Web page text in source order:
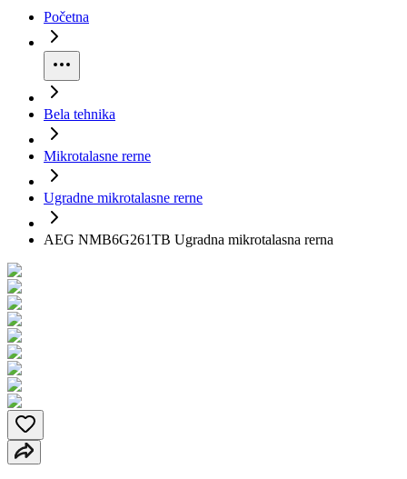
Početna
Bela tehnika
Mikrotalasne rerne
Ugradne mikrotalasne rerne
AEG NMB6G261TB Ugradna mikrotalasna rerna